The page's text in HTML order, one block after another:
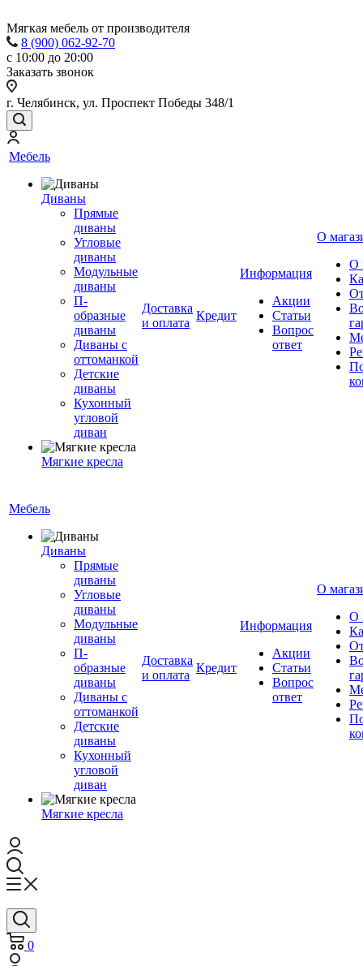
Мягкая мебель от производителя
8 (900) 062-92-70
с 10:00 до 20:00
Заказать звонок
г. Челябинск, ул. Проспект Победы 348/1
Мебель
Диваны
Прямые
диваны
Угловые
диваны
Модульные
диваны
П-
образные
диваны
Диваны с
оттоманкой
Детские
диваны
Кухонный
угловой
диван
Мягкие кресла
Доставка
и оплата
Кредит
Информация
Акции
Статьи
Вопрос
ответ
О
О
Мебель
Диваны
Прямые
диваны
Угловые
диваны
Модульные
диваны
П-
образные
диваны
Диваны с
оттоманкой
Детские
диваны
Кухонный
угловой
диван
Мягкие кресла
Доставка
и оплата
Кредит
Информация
Акции
Статьи
Вопрос
ответ
О
О
0